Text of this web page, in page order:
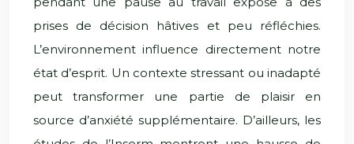
prises de décision hâtives et peu réfléchies.
L’environnement influence directement notre
état d’esprit. Un contexte stressant ou inadapté
peut transformer une partie de plaisir en
source d’anxiété supplémentaire. D’ailleurs, les